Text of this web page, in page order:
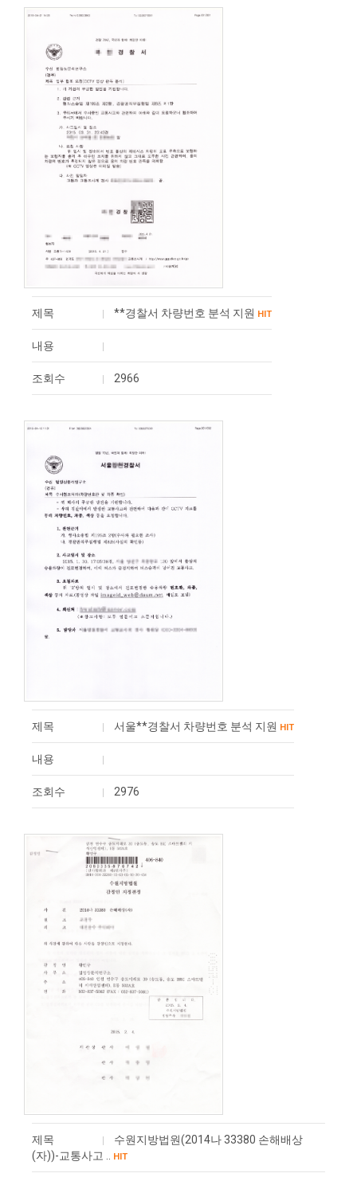
제목 **경찰서 차량번호 분석 지원 HIT
내용
조회수 2966
제목 서울**경찰서 차량번호 분석 지원 HIT
내용
조회수 2976
제목
수원지방법원(2014나 33380 손해배상
(자))-교통사고 ..
HIT